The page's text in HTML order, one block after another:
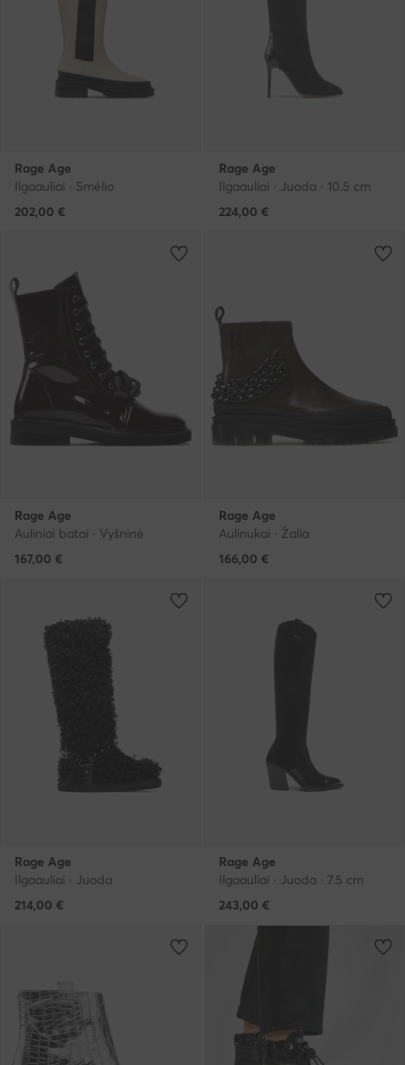
Rage Age
Ilgaauliai · Smėlio
202,00 €
Rage Age
Ilgaauliai · Juoda · 10.5 cm
224,00 €
Rage Age
Auliniai batai · Vyšninė
167,00 €
Rage Age
Aulinukai · Žalia
166,00 €
Rage Age
Ilgaauliai · Juoda
214,00 €
Rage Age
Ilgaauliai · Juoda · 7.5 cm
243,00 €